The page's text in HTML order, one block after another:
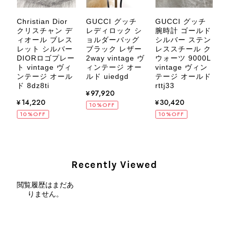
いましたら、ぜひよろしくお願いいた
します。 VintageShop solo
CELINE セリーヌ ブレスレット シルバー トリオンフ ホースビット SILVER925 vintage ヴィンテージ オールド 7f8hjn
2026/08/01
外装内装ともにAランクの商品を購入しました。 しかし、実際に
Christian Dior
クリスチャン デ
ィオール ブレス
レット シルバー
DIORロゴプレー
ト vintage ヴィ
ンテージ オール
ド 8dz8ti
¥14,220
10%OFF
GUCCI グッチ
レディロック シ
ョルダーバッグ
ブラック レザー
2way vintage ヴ
ィンテージ オー
ルド uiedgd
¥97,920
10%OFF
GUCCI グッチ
腕時計 ゴールド
シルバー ステン
レススチール ク
ウォーツ 9000L
vintage ヴィン
テージ オールド
rttj33
¥30,420
10%OFF
Recently Viewed
閲覧履歴はまだあ
りません。